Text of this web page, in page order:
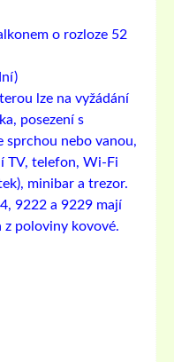
o rozloze 52
lze na vyžádání
posezení s
sprchou nebo vanou,
TV, telefon, Wi-Fi
minibar a trezor.
9222 a 9229 mají
z poloviny kovové.